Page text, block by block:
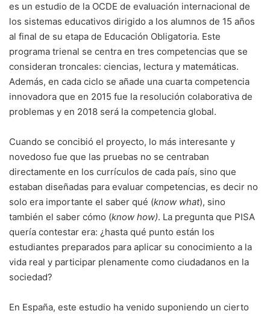
es un estudio de la OCDE de evaluación internacional de
los sistemas educativos dirigido a los alumnos de 15 años
al final de su etapa de Educación Obligatoria. Este
programa trienal se centra en tres competencias que se
consideran troncales: ciencias, lectura y matemáticas.
Además, en cada ciclo se añade una cuarta competencia
innovadora que en 2015 fue la resolución colaborativa de
problemas y en 2018 será la competencia global.
Cuando se concibió el proyecto, lo más interesante y
novedoso fue que las pruebas no se centraban
directamente en los currículos de cada país, sino que
estaban diseñadas para evaluar competencias, es decir no
solo era importante el saber qué (know what), sino
también el saber cómo (know how). La pregunta que PISA
quería contestar era: ¿hasta qué punto están los
estudiantes preparados para aplicar su conocimiento a la
vida real y participar plenamente como ciudadanos en la
sociedad?
En España, este estudio ha venido suponiendo un cierto